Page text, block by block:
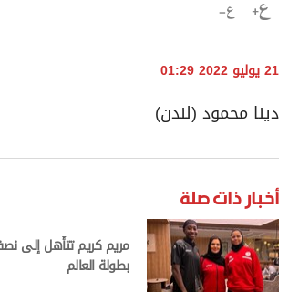
21 يوليو 2022 01:29
دينا محمود (لندن)
أخبار ذات صلة
بطولة العالم